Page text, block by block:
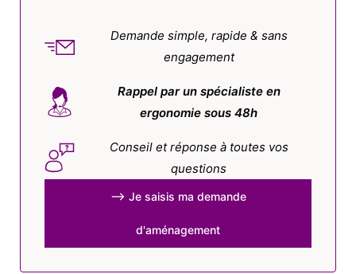
Demande simple, rapide & sans
engagement
Rappel par un spécialiste en
ergonomie sous 48h
Conseil et réponse à toutes vos
questions
⟶ Je saisis ma demande
d'aménagement